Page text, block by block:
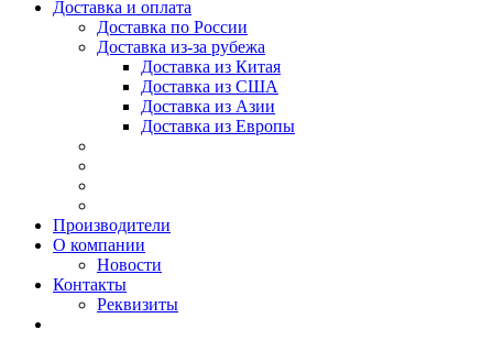
Доставка и оплата
Доставка по России
Доставка из-за рубежа
Доставка из Китая
Доставка из США
Доставка из Азии
Доставка из Европы
Производители
О компании
Новости
Контакты
Реквизиты